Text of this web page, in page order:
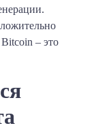
Bitcoin – это